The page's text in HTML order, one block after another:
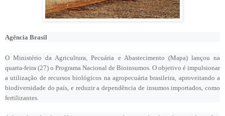
Agência Brasil
O Ministério da Agricultura, Pecuária e Abastecimento (Mapa) lançou na
quarta-feira (27) o Programa Nacional de Bioinsumos. O objetivo é impulsionar
a utilização de recursos biológicos na agropecuária brasileira, aproveitando a
biodiversidade do país, e reduzir a dependência de insumos importados, como
fertilizantes.